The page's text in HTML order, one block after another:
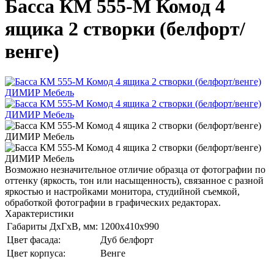
Басса КМ 555-М Комод 4
ящика 2 створки (белфорт/
венге)
Возможно незначительное отличие образца от фотографии по
оттенку (яркость, тон или насыщенность), связанное с разной
яркостью и настройками монитора, студийной съемкой,
обработкой фотографии в графических редакторах.
Характеристики
Габариты ДхГхВ, мм: 1200х410х990
Цвет фасада:
Дуб белфорт
Цвет корпуса:
Венге